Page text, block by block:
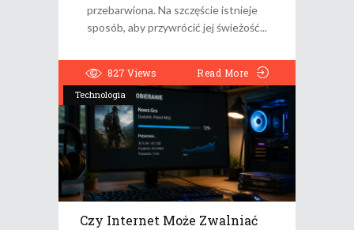
przebarwiona. Na szczęście istnieje
sposób, aby przywrócić jej świeżość
827 Views Read More
Technologia
Czy Internet Może Zwalniać